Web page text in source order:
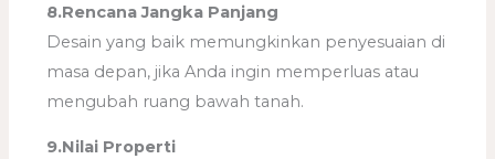
8.Rencana Jangka Panjang
Desain yang baik memungkinkan penyesuaian di
masa depan, jika Anda ingin memperluas atau
mengubah ruang bawah tanah.
9.Nilai Properti